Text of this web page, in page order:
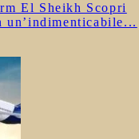
El Sheikh Scopri